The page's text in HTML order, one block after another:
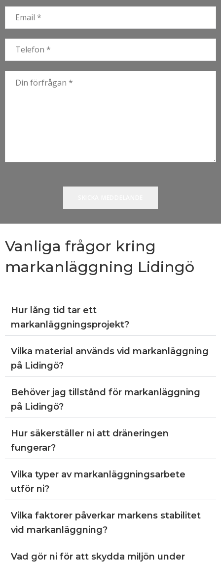
Vanliga frågor kring
markanläggning Lidingö
Hur lång tid tar ett
markanläggningsprojekt?
Vilka material används vid markanläggning
på Lidingö?
Behöver jag tillstånd för markanläggning
på Lidingö?
Hur säkerställer ni att dräneringen
fungerar?
Vilka typer av markanläggningsarbete
utför ni?
Vilka faktorer påverkar markens stabilitet
vid markanläggning?
Vad gör ni för att skydda miljön under